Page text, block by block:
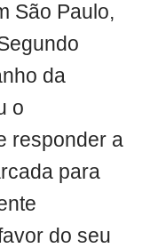
São Paulo,
da
o
responder a
para
do seu